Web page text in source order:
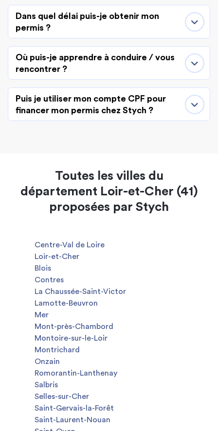
Dans quel délai puis-je obtenir mon
permis ?
Où puis-je apprendre à conduire / vous
rencontrer ?
Puis je utiliser mon compte CPF pour
financer mon permis chez Stych ?
Toutes les villes du
département Loir-et-Cher (41)
proposées par Stych
Centre-Val de Loire
Loir-et-Cher
Blois
Contres
La Chaussée-Saint-Victor
Lamotte-Beuvron
Mer
Mont-près-Chambord
Montoire-sur-le-Loir
Montrichard
Onzain
Romorantin-Lanthenay
Salbris
Selles-sur-Cher
Saint-Gervais-la-Forêt
Saint-Laurent-Nouan